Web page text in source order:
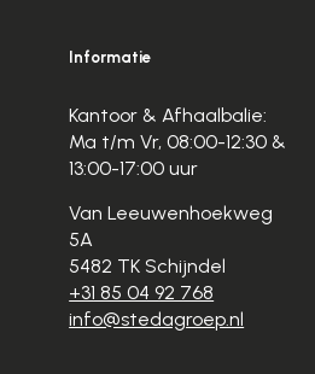
Informatie
Kantoor & Afhaalbalie:
Ma t/m Vr, 08:00-12:30 &
13:00-17:00 uur
Van Leeuwenhoekweg
5A
5482 TK Schijndel
+31 85 04 92 768
info@stedagroep.nl